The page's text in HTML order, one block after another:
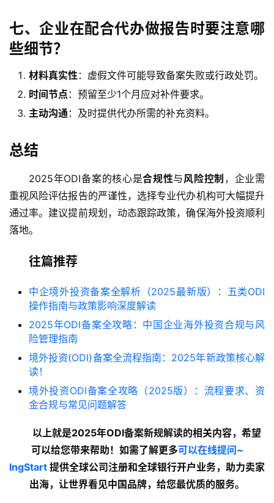
伴
专
栏
七、企业在配合代办做报告时要注意哪
些细节？
材料真实性：虚假文件可能导致备案失败或行政处罚。
时间节点 ：预留至少1个月应对补件要求。
主动沟通：及时提供代办所需的补充资料。
总结
2025年ODI备案的核心是合规性与风险控制 ，企业需
重视风险评估报告的严谨性，选择专业代办机构可大幅提升
通过率。建议提前规划，动态跟踪政策，确保海外投资顺利
落地。
往篇推荐
中企境外投资备案全解析（2025最新版）：五类ODI
操作指南与政策影响深度解读
2025年ODI备案全攻略：中国企业海外投资合规与风
险管理指南
境外投资(ODI)备案全流程指南：2025年新政策核心解
读！
境外投资ODI备案全攻略（2025版）：流程要求、资
金合规与常见问题解答
以上就是2025年ODI备案新规解读的相关内容，希望
可以给您带来帮助！如需了解更多可以在线提问~
lngStart 提供全球公司注册和全球银行开户业务，助力卖家
出海，让世界看见中国品牌，给您最优质的服务。